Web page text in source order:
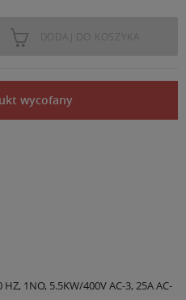
DODAJ DO KOSZYKA
wycofany
1NO, 5.5KW/400V AC-3, 25A AC-